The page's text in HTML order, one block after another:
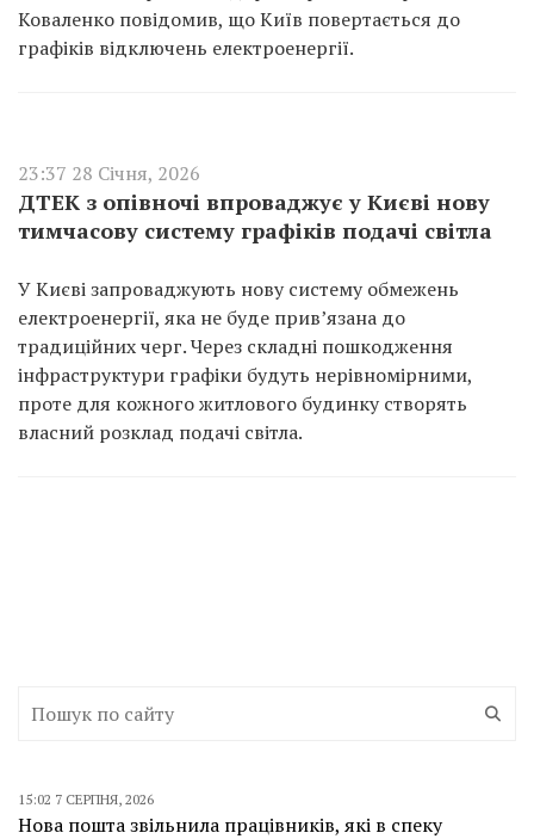
Коваленко повідомив, що Київ повертається до
графіків відключень електроенергії.
23:37 28 Січня, 2026
ДТЕК з опівночі впроваджує у Києві нову
тимчасову систему графіків подачі світла
У Києві запроваджують нову систему обмежень
електроенергії, яка не буде прив’язана до
традиційних черг. Через складні пошкодження
інфраструктури графіки будуть нерівномірними,
проте для кожного житлового будинку створять
власний розклад подачі світла.
15:02 7 СЕРПНЯ, 2026
Нова пошта звільнила працівників, які в спеку